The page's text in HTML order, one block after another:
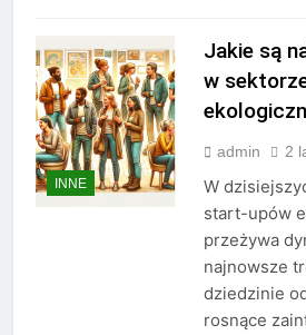
INNE
Jakie są
w
admin 2
W
start-upów
przeżywa
najnowsze
dziedzinie
rosnące